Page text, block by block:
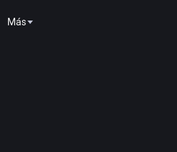
Más